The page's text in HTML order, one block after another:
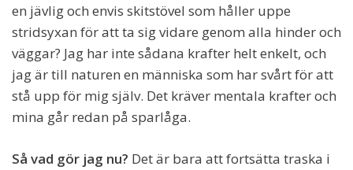
en jävlig och envis skitstövel som håller uppe
stridsyxan för att ta sig vidare genom alla hinder och
väggar? Jag har inte sådana krafter helt enkelt, och
jag är till naturen en människa som har svårt för att
stå upp för mig själv. Det kräver mentala krafter och
mina går redan på sparlåga.
Så vad gör jag nu? Det är bara att fortsätta traska i